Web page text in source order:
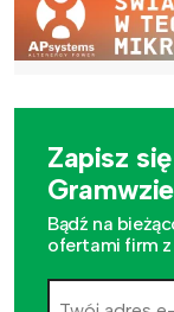
Zapisz
Bądź na
ofertami firm